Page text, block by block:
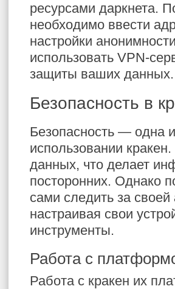
ресурсами даркнета.
необходимо ввести
настройки
использовать VPN-
защиты ваших данных.
Безопасность в
Безопасность — одна
использовании
данных, что делает
посторонних. Однако
сами следить за
настраивая свои
инструменты.
Работа с
Работа с кракен их